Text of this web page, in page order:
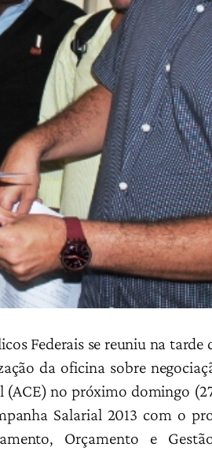
Federais se reuniu na tarde
da oficina sobre
(ACE) no próximo domingo
Salarial 2013 com o
Orçamento e